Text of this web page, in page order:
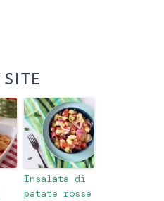
site
Insalata di
patate rosse